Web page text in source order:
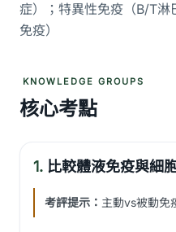
症）；特異性免疫（B/T
免疫）
KNOWLEDGE GROUPS
核心考點
1. 比較體液免疫與細
考評提示： 主動vs被動免